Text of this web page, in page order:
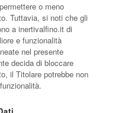
o meno
Tuttavia, si noti che gli
a inertivalfino.it di
e funzionalità
nel presente
decida di bloccare
il Titolare potrebbe non